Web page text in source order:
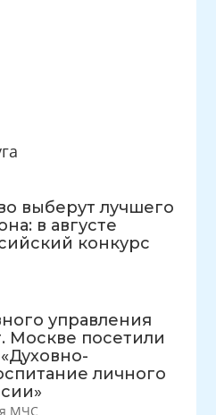
выберут лучшего
в августе
конкурс
управления
Москве посетили
личного
МЧС